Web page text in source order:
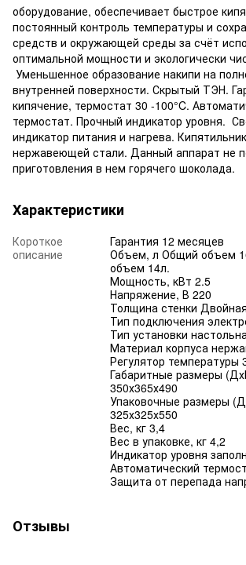
оборудование, обеспечивает быстрое
постоянный контроль температуры и
средств и окружающей среды за счёт
оптимальной мощности и экологически
Уменьшенное образование накипи на
внутренней поверхности. Скрытый ТЭН.
кипячение, термостат 30 -100°C.
термостат. Прочный индикатор уровня.
индикатор питания и нагрева.
нержавеющей стали. Данный аппарат не
приготовления в нем горячего шоколада.
Характеристики
Короткое
описание
Гарантия 12 месяцев
Объем, л Общий объем
объем 14л.
Мощность, кВт 2.5
Напряжение, В 220
Толщина стенки
Тип подключения
Тип установки
Материал корпуса
Регулятор температуры
Габаритные размеры
350х365х490
Упаковочные размеры
325х325х550
Вес, кг 3,4
Вес в упаковке, кг 4,2
Индикатор уровня
Автоматический
Защита от перепада
Отзывы